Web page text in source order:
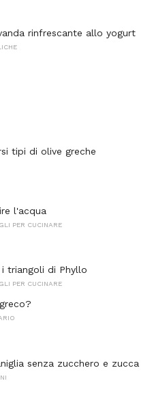
rinfrescante allo yogurt
tipi di olive greche
l'acqua
PER CUCINARE
triangoli di Phyllo
PER CUCINARE
senza zucchero e zucca